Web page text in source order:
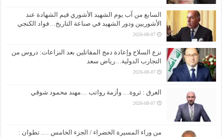
السابع من آب يوم الشهيد الأشوري قيم الشهادة عند
الأشوريين ودور الشهيد في صناعة التاريخ…فواد الكنجي
2026-08-07
نزع السلاح وإعادة دمج المقاتلين بعد النزاعات: دروس من
التجارب الدولية…رياض سعد
2026-08-07
العرق : ثروة… وأزمة رواتب …مهند محمود شوقي
2026-08-07
من وراء المسيرة الخضراء / الجزء الخامس …. تطوان :